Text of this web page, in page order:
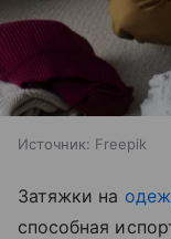
Источник: Freepik
Затяжки на
способная